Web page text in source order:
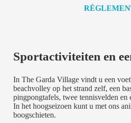
Sportactiviteiten en
In The Garda Village vindt u een
beachvolley op het strand zelf, een
pingpongtafels, twee tennisvelden en
In het hoogseizoen kunt u met ons
boogschieten.